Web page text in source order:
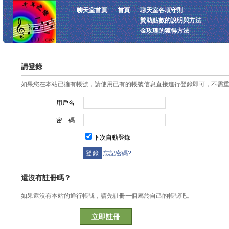
聊天室首頁 首頁
聊天室各項守則
贊助點數的說明與方法
金玫瑰的獲得方法
請登錄
如果您在本站已擁有帳號，請使用已有的帳號信息直接進行登錄即可，不需
用戶名
密 碼
下次自動登錄
忘記密碼?
還沒有註冊嗎？
如果還沒有本站的通行帳號，請先註冊一個屬於自己的帳號吧。
立即註冊